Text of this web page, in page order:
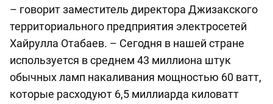
– говорит заместитель директора Джизакского
территориального предприятия электросетей
Хайрулла Отабаев. – Сегодня в нашей стране
используется в среднем 43 миллиона штук
обычных ламп накаливания мощностью 60 ватт,
которые расходуют 6,5 миллиарда киловатт